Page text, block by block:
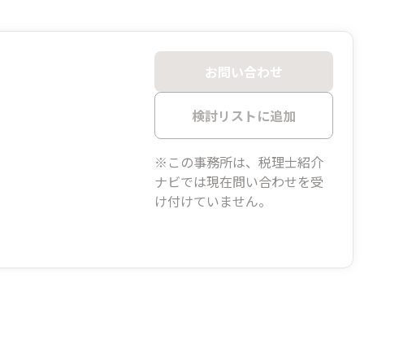
お問い合わせ
検討リストに追加
※この事務所は、税理士紹介
ナビでは現在問い合わせを受
け付けていません。